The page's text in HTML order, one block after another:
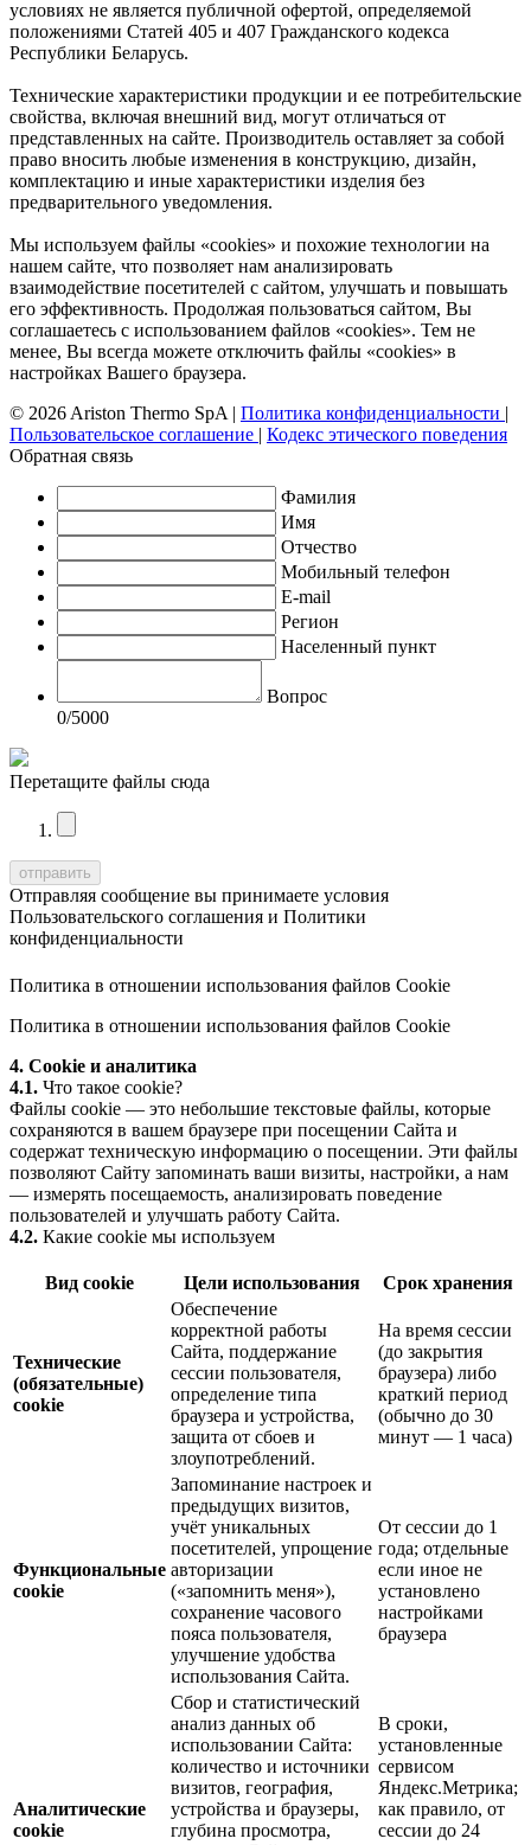
условиях не является публичной офертой, определяемой
положениями Статей 405 и 407 Гражданского кодекса
Республики Беларусь.
Технические характеристики продукции и ее потребительские
свойства, включая внешний вид, могут отличаться от
представленных на сайте. Производитель оставляет за собой
право вносить любые изменения в конструкцию, дизайн,
комплектацию и иные характеристики изделия без
предварительного уведомления.
Мы используем файлы «cookies» и похожие технологии на
нашем сайте, что позволяет нам анализировать
взаимодействие посетителей с сайтом, улучшать и повышать
его эффективность. Продолжая пользоваться сайтом, Вы
соглашаетесь с использованием файлов «cookies». Тем не
менее, Вы всегда можете отключить файлы «cookies» в
настройках Вашего браузера.
© 2026 Ariston Thermo SpA | Политика конфиденциальности |
Пользовательское соглашение | Кодекс этического поведения
Обратная связь
Фамилия
Имя
Отчество
Мобильный телефон
E-mail
Регион
Населенный пункт
Вопрос
0/5000
Перетащите файлы сюда
Отправляя сообщение вы принимаете условия
Пользовательского соглашения и Политики
конфиденциальности
Политика в отношении использования файлов Cookie
Политика в отношении использования файлов Cookie
4. Cookie и аналитика
4.1. Что такое cookie?
Файлы cookie — это небольшие текстовые файлы, которые
сохраняются в вашем браузере при посещении Сайта и
содержат техническую информацию о посещении. Эти файлы
позволяют Сайту запоминать ваши визиты, настройки, а нам
— измерять посещаемость, анализировать поведение
пользователей и улучшать работу Сайта.
4.2. Какие cookie мы используем
Вид cookie Цели использования Срок хранения
Технические
(обязательные)
cookie
Обеспечение
корректной работы
Сайта, поддержание
сессии пользователя,
определение типа
браузера и устройства,
защита от сбоев и
злоупотреблений.
На время сессии
(до закрытия
браузера) либо
краткий период
(обычно до 30
минут — 1 часа)
Функциональные
cookie
Запоминание настроек и
предыдущих визитов,
учёт уникальных
посетителей, упрощение
авторизации
(«запомнить меня»),
сохранение часового
пояса пользователя,
улучшение удобства
использования Сайта.
От сессии до 1
года; отдельные
если иное не
установлено
настройками
браузера
Аналитические
cookie
Сбор и статистический
анализ данных об
использовании Сайта:
количество и источники
визитов, география,
устройства и браузеры,
глубина просмотра,
В сроки,
установленные
сервисом
Яндекс.Метрика;
как правило, от
сессии до 24